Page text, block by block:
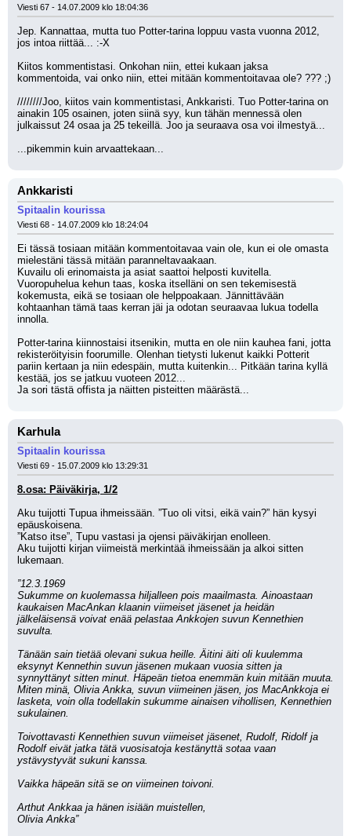
Viesti 67 - 14.07.2009 klo 18:04:36
Jep. Kannattaa, mutta tuo Potter-tarina loppuu vasta vuonna 2012,
jos intoa riittää... :-X
Kiitos kommentistasi. Onkohan niin, ettei kukaan jaksa
kommentoida, vai onko niin, ettei mitään kommentoitavaa ole? ??? ;)
////////Joo, kiitos vain kommentistasi, Ankkaristi. Tuo Potter-tarina on
ainakin 105 osainen, joten siinä syy, kun tähän mennessä olen
julkaissut 24 osaa ja 25 tekeillä. Joo ja seuraava osa voi ilmestyä...
...pikemmin kuin arvaattekaan...
Ankkaristi
Spitaalin kourissa
Viesti 68 - 14.07.2009 klo 18:24:04
Ei tässä tosiaan mitään kommentoitavaa vain ole, kun ei ole omasta
mielestäni tässä mitään paranneltavaakaan.
Kuvailu oli erinomaista ja asiat saattoi helposti kuvitella.
Vuoropuhelua kehun taas, koska itselläni on sen tekemisestä
kokemusta, eikä se tosiaan ole helppoakaan. Jännittävään
kohtaanhan tämä taas kerran jäi ja odotan seuraavaa lukua todella
innolla.
Potter-tarina kiinnostaisi itsenikin, mutta en ole niin kauhea fani, jotta
rekisteröityisin foorumille. Olenhan tietysti lukenut kaikki Potterit
pariin kertaan ja niin edespäin, mutta kuitenkin... Pitkään tarina kyllä
kestää, jos se jatkuu vuoteen 2012...
Ja sori tästä offista ja näitten pisteitten määrästä...
Karhula
Spitaalin kourissa
Viesti 69 - 15.07.2009 klo 13:29:31
8.osa: Päiväkirja, 1/2
Aku tuijotti Tupua ihmeissään. ”Tuo oli vitsi, eikä vain?” hän kysyi
epäuskoisena.
”Katso itse”, Tupu vastasi ja ojensi päiväkirjan enolleen.
Aku tuijotti kirjan viimeistä merkintää ihmeissään ja alkoi sitten
lukemaan.
”12.3.1969
Sukumme on kuolemassa hiljalleen pois maailmasta. Ainoastaan
kaukaisen MacAnkan klaanin viimeiset jäsenet ja heidän
jälkeläisensä voivat enää pelastaa Ankkojen suvun Kennethien
suvulta.
Tänään sain tietää olevani sukua heille. Äitini äiti oli kuulemma
eksynyt Kennethin suvun jäsenen mukaan vuosia sitten ja
synnyttänyt sitten minut. Häpeän tietoa enemmän kuin mitään muuta.
Miten minä, Olivia Ankka, suvun viimeinen jäsen, jos MacAnkkoja ei
lasketa, voin olla todellakin sukumme ainaisen vihollisen, Kennethien
sukulainen.
Toivottavasti Kennethien suvun viimeiset jäsenet, Rudolf, Ridolf ja
Rodolf eivät jatka tätä vuosisatoja kestänyttä sotaa vaan
ystävystyvät sukuni kanssa.
Vaikka häpeän sitä se on viimeinen toivoni.
Arthut Ankkaa ja hänen isiään muistellen,
Olivia Ankka”